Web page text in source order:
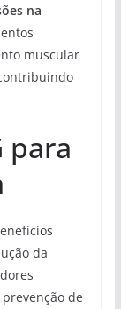
na
muscular
para
da
de